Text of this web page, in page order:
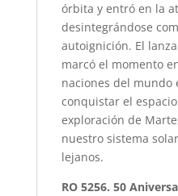
órbita y entró en la
desintegrándose
autoignición. El
marcó el momento
naciones del mundo
conquistar el
exploración de
nuestro sistema
lejanos.
RO 5256. 50